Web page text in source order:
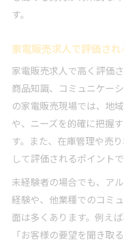
す。
家電販売求人で評価さ
家電販売求人で高く評価
商品知識、コミュニケー
の家電販売現場では、地
や、ニーズを的確に把握
す。また、在庫管理や売
して評価されるポイントで
未経験者の場合でも、ア
経験や、他業種でのコミ
面は多くあります。例え
「お客様の要望を聞き取